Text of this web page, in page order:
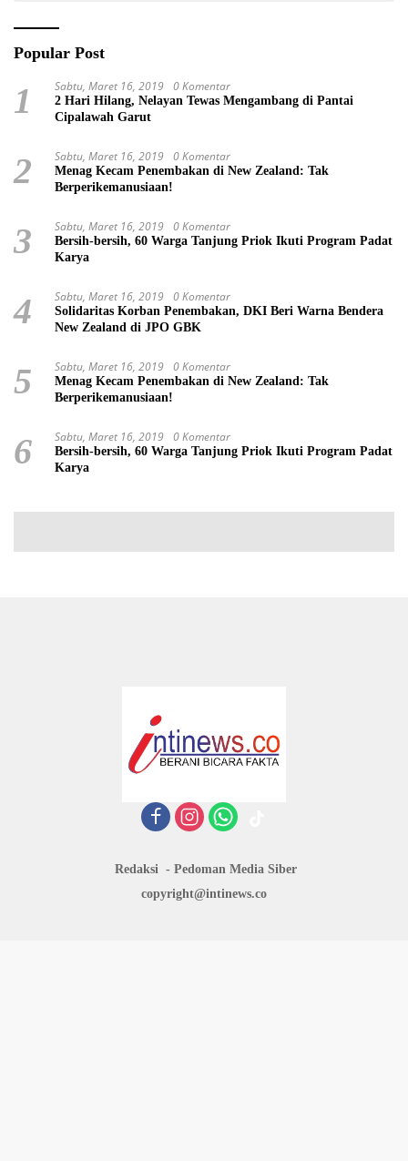
Popular Post
1 Sabtu, Maret 16, 2019 0 Komentar
2 Hari Hilang, Nelayan Tewas Mengambang di Pantai
Cipalawah Garut
2 Sabtu, Maret 16, 2019 0 Komentar
Menag Kecam Penembakan di New Zealand: Tak
Berperikemanusiaan!
3 Sabtu, Maret 16, 2019 0 Komentar
Bersih-bersih, 60 Warga Tanjung Priok Ikuti Program Padat
Karya
4 Sabtu, Maret 16, 2019 0 Komentar
Solidaritas Korban Penembakan, DKI Beri Warna Bendera
New Zealand di JPO GBK
5 Sabtu, Maret 16, 2019 0 Komentar
Menag Kecam Penembakan di New Zealand: Tak
Berperikemanusiaan!
6 Sabtu, Maret 16, 2019 0 Komentar
Bersih-bersih, 60 Warga Tanjung Priok Ikuti Program Padat
Karya
Redaksi
Pedoman Media Siber
copyright@intinews.co